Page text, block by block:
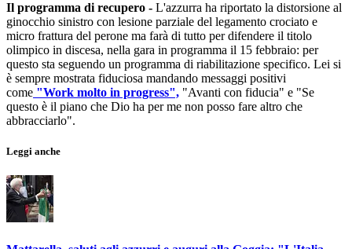
Il programma di recupero - L'azzurra ha riportato la distorsione al
ginocchio sinistro con lesione parziale del legamento crociato e
micro frattura del perone ma farà di tutto per difendere il titolo
olimpico in discesa, nella gara in programma il 15 febbraio: per
questo sta seguendo un programma di riabilitazione specifico. Lei si
è sempre mostrata fiduciosa mandando messaggi positivi
come "Work molto in progress", "Avanti con fiducia" e "Se
questo è il piano che Dio ha per me non posso fare altro che
abbracciarlo".
Leggi anche